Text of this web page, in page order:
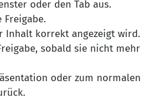
oder den Tab aus.
Freigabe.
Inhalt korrekt angezeigt wird.
sobald sie nicht mehr
oder zum normalen